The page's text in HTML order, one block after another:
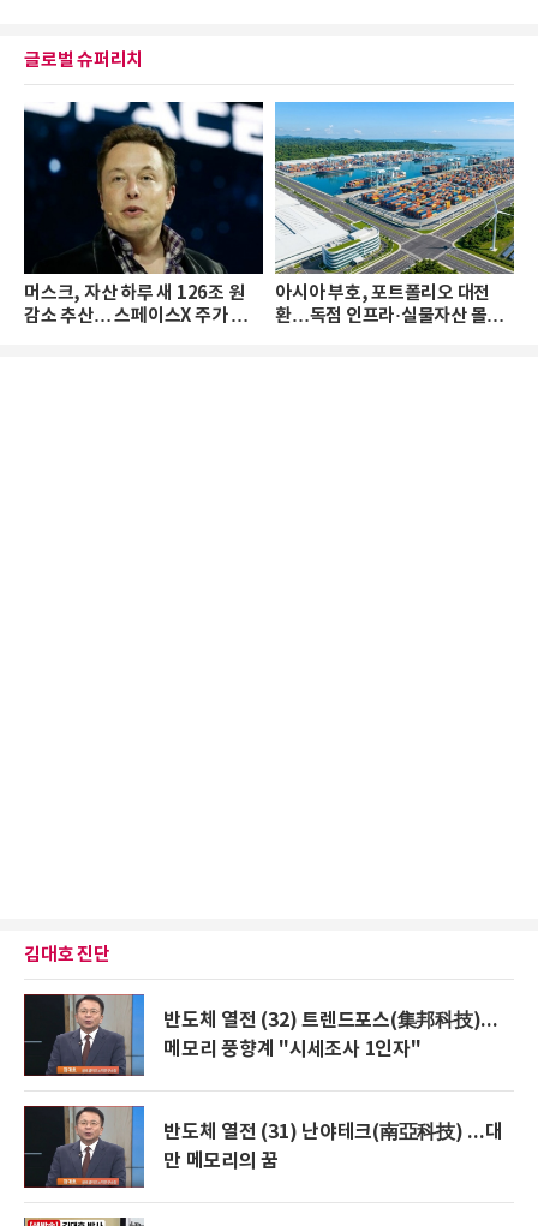
글로벌 슈퍼리치
머스크, 자산 하루 새 126조 원
감소 추산… 스페이스X 주가 하
아시아 부호, 포트폴리오 대전
환…독점 인프라·실물자산 몰린
김대호 진단
반도체 열전 (32) 트렌드포스(集邦科技)...
메모리 풍향계 "시세조사 1인자"
반도체 열전 (31) 난야테크(南亞科技) ...대
만 메모리의 꿈